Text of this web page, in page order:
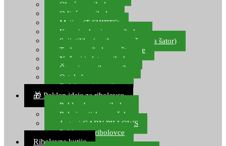
Obuća za ribolov
Odjeća za ribolov
Majice (T-SHIRTS)
Kape i rukavice za ribolov
Svijetiljke (naglavne, ručne, za šator)
Torbe za ribolovne štapove
Noževi i alat za ribolov
Čamci za prihranu ribe
Ostala kamp oprema
Dalekozori i optika
🎁 Poklon ideje za ribolovce
Poklon bon za ribolov
Polarizacijske naočale
Jastuci GABY PILLOWS
Pokloni za ribolovce
Ribolovne kutije